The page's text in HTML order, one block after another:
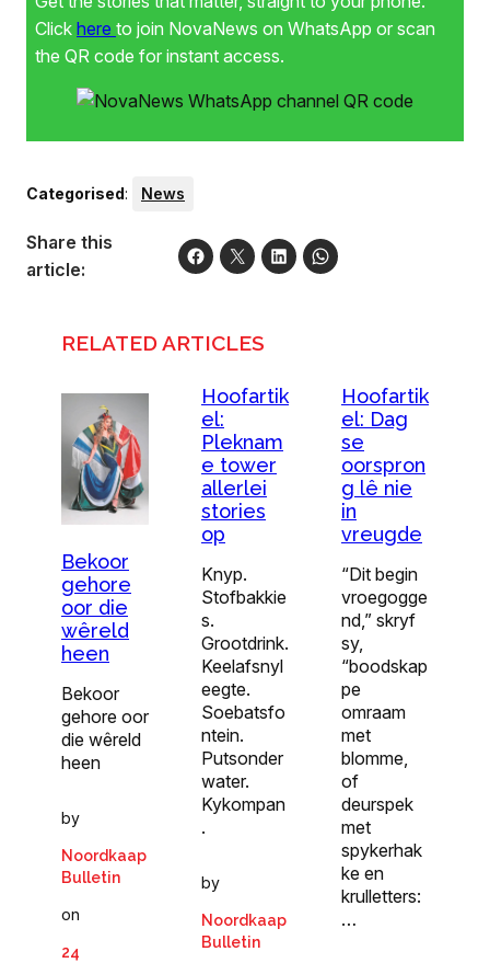
Click here to join NovaNews on WhatsApp or scan
the QR code for instant access.
Categorised: News
Share this
article:
RELATED ARTICLES
Bekoor
gehore
oor die
wêreld
heen
Bekoor
gehore oor
die wêreld
heen
by
Noordkaap
Bulletin
on
24
Hoofartik
el:
Pleknam
e tower
allerlei
stories
op
Knyp.
Stofbakkie
s.
Grootdrink.
Keelafsnyl
eegte.
Soebatsfo
ntein.
Putsonder
water.
Kykompan
.
by
Noordkaap
Bulletin
Hoofartik
el: Dag
se
oorspron
g lê nie
in
vreugde
“Dit begin
vroegogge
nd,” skryf
sy,
“boodskap
pe
omraam
met
blomme,
of
deurspek
met
spykerhak
ke en
krulletters:
…